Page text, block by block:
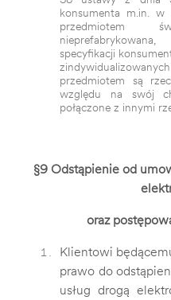
konsumenta m.in.
przedmiotem
specyfikacji
przedmiotem są
względu na swój
połączone z innymi
§9 Odstąpienie od
oraz
Klientowi
prawo do
usług drogą